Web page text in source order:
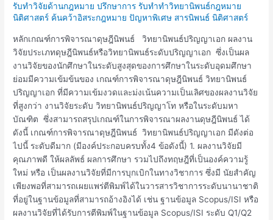
รับทำวิจัยด้านกฎหมาย ปรึกษาการ รับทำทำวิทยานิพนธ์กฎหมาย
นิติศาสตร์ ค้นคว้าอิสระกฎหมาย ปัญหาพิเศษ สารนิพนธ์ นิติศาสตร์
หลักเกณฑ์การพิจารณาดุษฎีนิพนธ์ วิทยานิพนธ์ปริญญาเอก ผลงาน
วิจัยประเภทดุษฎีนิพนธ์หรือวิทยานิพนธ์ระดับปริญญาเอก ซึ่งเป็นผล
งานวิจัยของนักศึกษาในระดับสูงสุดของการศึกษาในระดับอุดมศึกษา
ย่อมมีความเข้มข้นของ เกณฑ์การพิจารณาดุษฎีนิพนธ์ วิทยานิพนธ์
ปริญญาเอก ที่มีความเข้มงวดและม่งเน้นความเป็นเลิศของผลงานวิจัย
ที่สูงกว่า งานวิจัยระดับ วิทยานิพนธ์ปริญญาโท หรือในระดับมหา
บัณฑิต ซึ่งสามารถสรุปเกณฑ์ในการพิจารณาผลงานดุษฎีนิพนธ์ ได้
ดังนี้ เกณฑ์การพิจารณาดุษฎีนิพนธ์ วิทยานิพนธ์ปริญญาเอก มีดังต่อ
ไปนี้ ระดับดีมาก (มีองค์ประกอบครบทั้ง4 ข้อดังนี้) 1. ผลงานวิจัยมี
คุณภาพดี ให้ผลลัพธ์ ผลการศึกษา รวมไปถึงทฤษฎีที่เป็นองค์ความรู้
ใหม่ หรือ เป็นผลงานวิจัยที่มีการบุกเบิกในทางวิชาการ ซึ่งมี นัยสำคัญ
เพียงพอที่สามารถเผยแพร่ตีพิมพ์ได้ในวารสารวิชาการระดับนานาชาติ
ที่อยู่ในฐานข้อมูลที่สามารถอ้างอิงได้ เช่น ฐานข้อมูล Scopus/ISI หรือ
ผลงานวิจัยที่ได้รับการตีพิมพ์ในฐานข้อมูล Scopus/ISI ระดับ Q1/Q2
ดุษฎีนิพนธ์
(วิทยานิพนธ์
ปริญญา
เอก)